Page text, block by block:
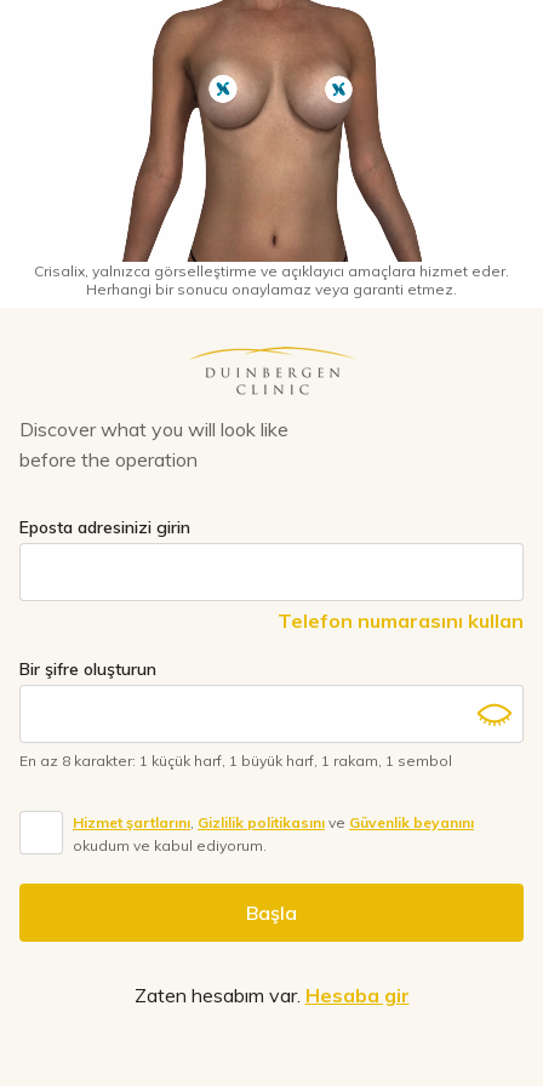
Crisalix, yalnızca görselleştirme ve açıklayıcı amaçlara hizmet eder.
Herhangi bir sonucu onaylamaz veya garanti etmez.
Discover what you will look like
before the operation
If
a
ignore
this
Eposta adresinizi girin
Telefon numarasını kullan
Bir şifre oluşturun
En az 8 karakter: 1 küçük harf, 1 büyük harf, 1 rakam, 1 sembol
Hizmet şartlarını, Gizlilik politikasını ve Güvenlik beyanını
okudum ve kabul ediyorum.
Başla
Zaten hesabım var. Hesaba gir